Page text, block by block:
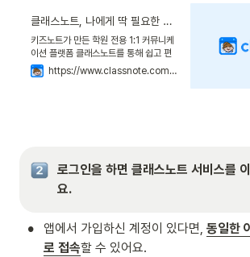
클래스노트, 나에게 딱 필요한 학원 앱
키즈노트가 만든 학원 전용 1:1 커뮤니케
이션 플랫폼 클래스노트를 통해 쉽고 편
리한 교육기관/가정의 소통을 시작해보세
요.
https://www.classnote.com/kr
로그인을 하면 클래스노트 서비스를
요.
• 앱에서 가입하신 계정이 있다면, 동일한
로 접속할 수 있어요.